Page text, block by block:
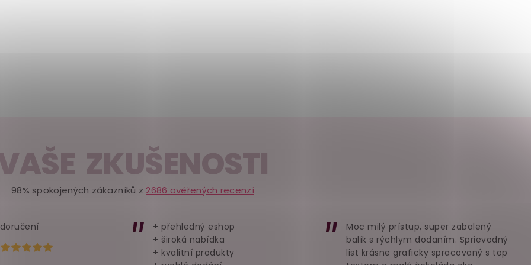
ZKUŠENOSTI
98% spokojených zákazníků z2686 ověřených recenzí
Hodnocení obchodu je 5 z 5 hvězdiček.
+ přehledný eshop
+ široká nabídka
+ kvalitní produkty
Moc milý prístup, super zabalený
balík s rýchlym dodaním. Sprievodný
list krásne graficky spracovaný s top